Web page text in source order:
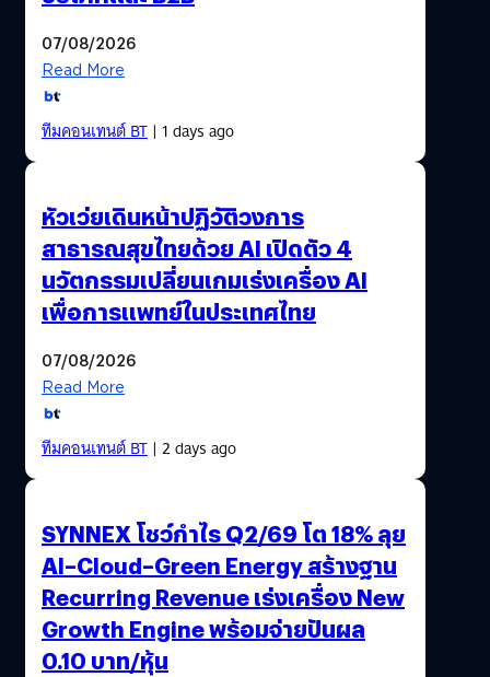
07/08/2026
Read More
ทีมคอนเทนต์ BT| 1 days ago
หัวเว่ยเดินหน้าปฏิวัติวงการ
สาธารณสุขไทยด้วย AI เปิดตัว 4
นวัตกรรมเปลี่ยนเกมเร่งเครื่อง AI
เพื่อการแพทย์ในประเทศไทย
07/08/2026
Read More
ทีมคอนเทนต์ BT| 2 days ago
SYNNEX โชว์กำไร Q2/69 โต 18% ลุย
AI–Cloud–Green Energy สร้างฐาน
Recurring Revenue เร่งเครื่อง New
Growth Engine พร้อมจ่ายปันผล
0.10 บาท/หุ้น